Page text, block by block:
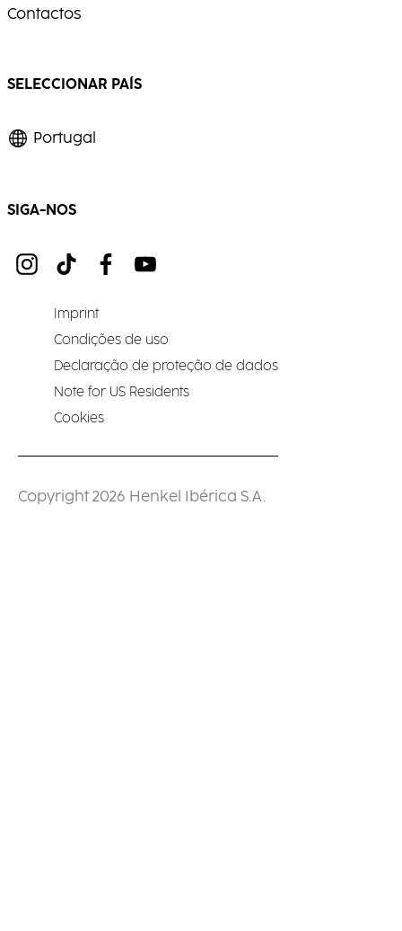
Contactos
SELECCIONAR PAÍS
Portugal
SIGA-NOS
Imprint
Condições de uso
Declaração de proteção de dados
Note for US Residents
Cookies
Copyright 2026 Henkel Ibérica S.A.